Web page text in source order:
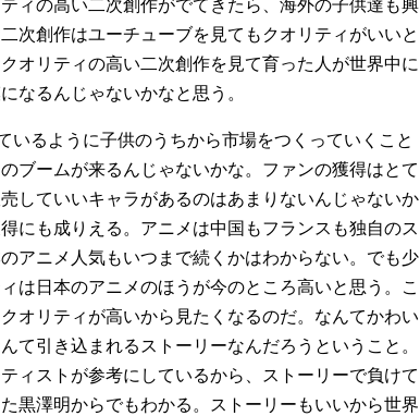
ィの高い二次創作がでてきたら、海外の子供達も興
次創作はユーチューブを見てもクオリティがいいと
オリティの高い二次創作を見て育った人が世界中に
なるんじゃないかなと思う。
いるように子供のうちから市場をつくっていくこと
ブームが来るんじゃないかな。ファンの獲得はとて
していいキャラがあるのはあまりないんじゃないか
にも成りえる。アニメは中国もフランスも独自のス
アニメ人気もいつまで続くかはわからない。でも少
は日本のアニメのほうが今のところ高いと思う。こ
オリティが高いから見たくなるのだ。なんてかわい
て引き込まれるストーリーなんだろうということ。
ィストが参考にしているから、ストーリーで負けて
黒澤明からでもわかる。ストーリーもいいから世界